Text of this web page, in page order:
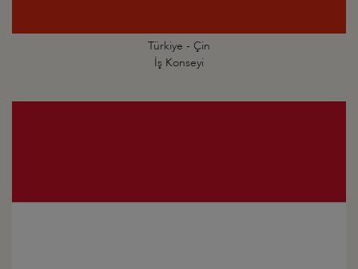
Türkiye - Çin
İş Konseyi